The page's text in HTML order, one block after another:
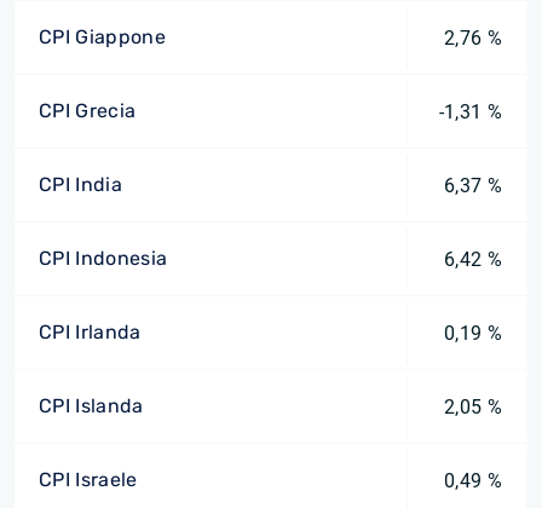
CPI Giappone 2,76 %
CPI Grecia -1,31 %
CPI India 6,37 %
CPI Indonesia 6,42 %
CPI Irlanda 0,19 %
CPI Islanda 2,05 %
CPI Israele 0,49 %